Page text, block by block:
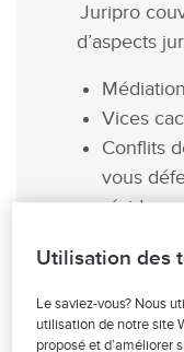
Juripro
d’aspects
Vices
Conflits
vous
Vol
Utilisation des
Le saviez-vous? Nous
utilisation de notre site
proposé et d’améliorer